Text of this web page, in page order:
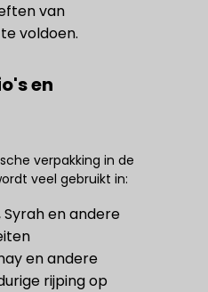
van
voldoen.
en
verpakking in de
veel gebruikt in:
Syrah en andere
en andere
rijping op